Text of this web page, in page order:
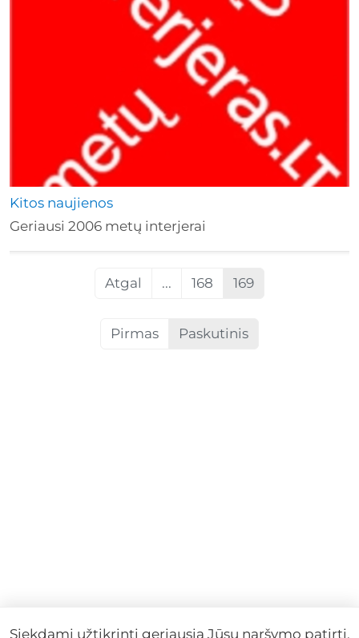
Kitos naujienos
Geriausi 2006 metų interjerai
Atgal ... 168 169
Pirmas Paskutinis
Siekdami užtikrinti geriausią Jūsų naršymo patirtį,